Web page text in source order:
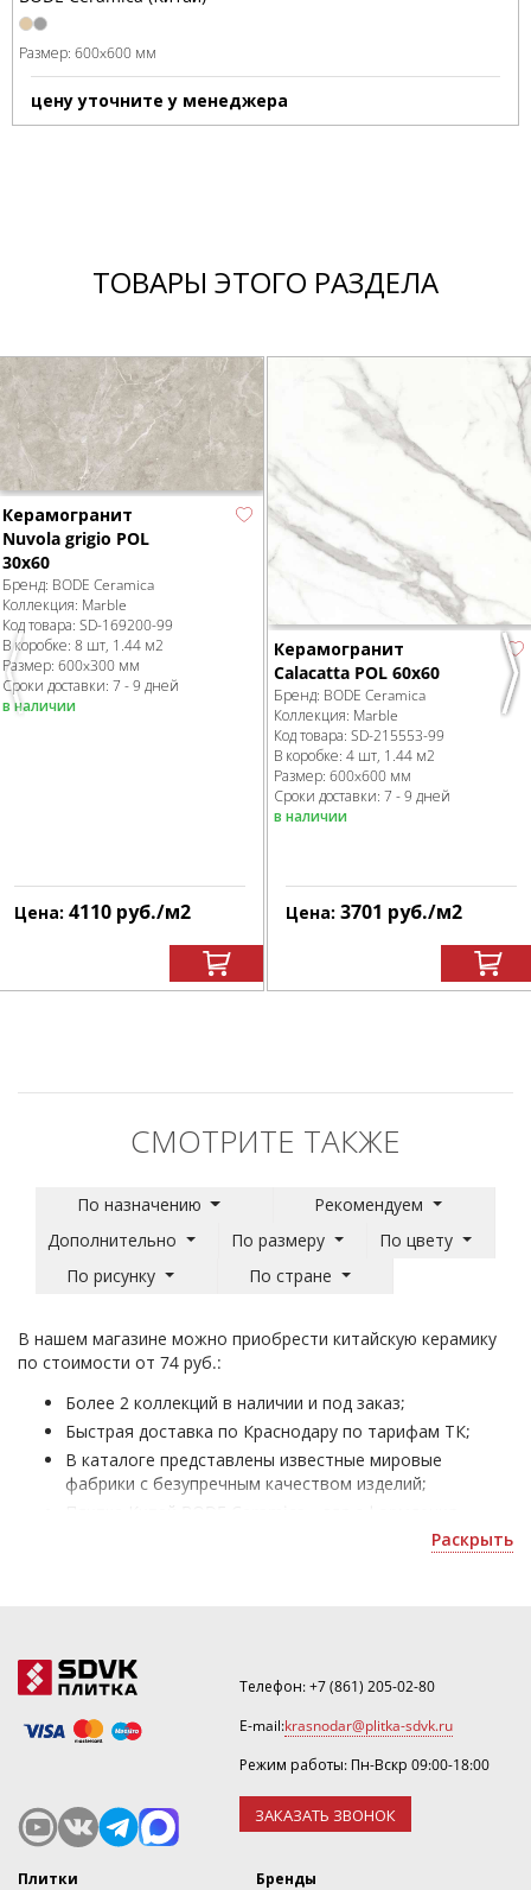
Размер: 600x600 мм
цену уточните у менеджера
ТОВАРЫ ЭТОГО РАЗДЕЛА
Previous
Керамогранит
Nuvola grigio POL
30x60
Бренд: BODE Ceramica
Коллекция: Marble
Код товара: SD-169200-99
В коробке: 8 шт, 1.44 м2
Размер: 600x300 мм
Сроки доставки: 7 - 9 дней
в наличии
Цена: 4110 руб./м2
Керамогранит
Calacatta POL 60x60
Бренд: BODE Ceramica
Коллекция: Marble
Код товара: SD-215553-99
В коробке: 4 шт, 1.44 м2
Размер: 600x600 мм
Сроки доставки: 7 - 9 дней
в наличии
Цена: 3701 руб./м2
СМОТРИТЕ ТАКЖЕ
По назначению
Рекомендуем
Дополнительно
По размеру
По цвету
По рисунку
По стране
В нашем магазине можно приобрести китайскую керамику
по стоимости от 74 руб.:
Более 2 коллекций в наличии и под заказ;
Быстрая доставка по Краснодару по тарифам ТК;
В каталоге представлены известные мировые
фабрики с безупречным качеством изделий;
Раскрыть
Телефон:+7 (861) 205-02-80
E-mail:krasnodar@plitka-sdvk.ru
Режим работы: Пн-Вскр 09:00-18:00
ЗАКАЗАТЬ ЗВОНОК
Плитки
Бренды